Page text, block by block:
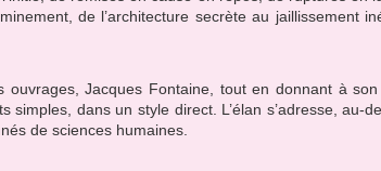
de l’architecture secrète au jaillissement
ouvrages, Jacques Fontaine, tout en donnant à
simples, dans un style direct. L’élan s’adresse, au-
de sciences humaines.